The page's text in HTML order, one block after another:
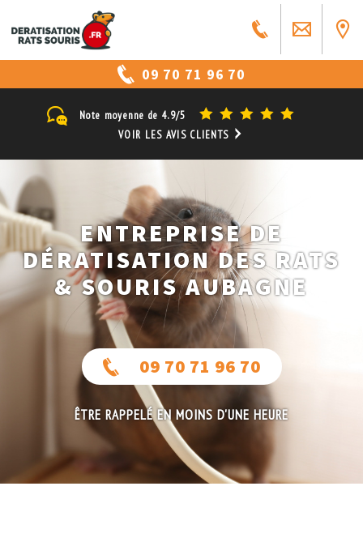
09 70 71 96 70
Note moyenne de 4.9/5
VOIR LES AVIS CLIENTS
ENTREPRISE DE
DÉRATISATION DES RATS
& SOURIS AUBAGNE
09 70 71 96 70
ÊTRE RAPPELÉ EN MOINS D'UNE HEURE